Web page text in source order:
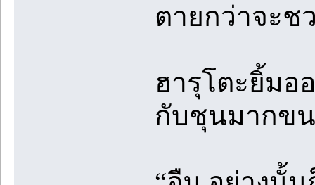
ตายกว่าจะช
ฮารุโตะยิ้มอ
กับชุนมากข